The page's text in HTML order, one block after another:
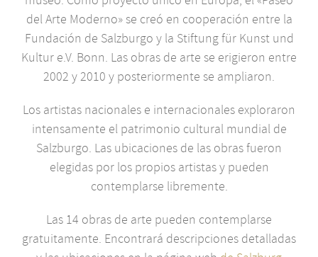
del Arte Moderno» se creó en cooperación entre la
Fundación de Salzburgo y la Stiftung für Kunst und
Kultur e.V. Bonn. Las obras de arte se erigieron entre
2002 y 2010 y posteriormente se ampliaron.
Los artistas nacionales e internacionales exploraron
intensamente el patrimonio cultural mundial de
Salzburgo. Las ubicaciones de las obras fueron
elegidas por los propios artistas y pueden
contemplarse libremente.
Las 14 obras de arte pueden contemplarse
gratuitamente. Encontrará descripciones detalladas